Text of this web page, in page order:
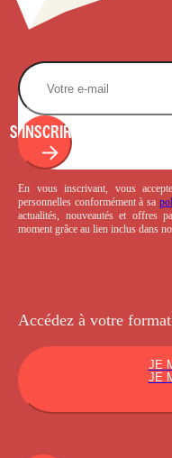
S'INSCRIRE
En vous inscrivant, vous
personnelles conformément à sa
actualités, nouveautés et offres
moment grâce au lien inclus dans
Accédez à votre
JE
JE